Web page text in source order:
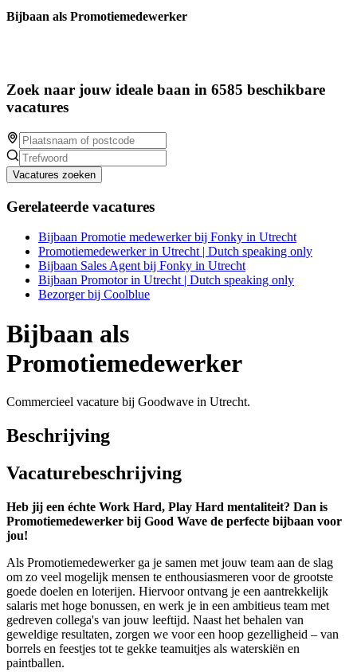
Bijbaan als Promotiemedewerker
Zoek naar jouw ideale baan in 6585 beschikbare
vacatures
Vacatures zoeken
Gerelateerde vacatures
Bijbaan Promotie medewerker bij Fonky in Utrecht
Promotiemedewerker in Utrecht | Dutch speaking only
Bijbaan Sales Agent bij Fonky in Utrecht
Bijbaan Promotor in Utrecht | Dutch speaking only
Bezorger bij Coolblue
Bijbaan als
Promotiemedewerker
Commercieel vacature bij Goodwave in Utrecht.
Beschrijving
Vacaturebeschrijving
Heb jij een échte Work Hard, Play Hard mentaliteit? Dan is
Promotiemedewerker bij Good Wave de perfecte bijbaan voor
jou!
Als Promotiemedewerker ga je samen met jouw team aan de slag
om zo veel mogelijk mensen te enthousiasmeren voor de grootste
goede doelen en loterijen. Hiervoor ontvang je een aantrekkelijk
salaris met hoge bonussen, en werk je in een ambitieus team met
gedreven collega's van jouw leeftijd. Naast het behalen van
geweldige resultaten, zorgen we voor een hoop gezelligheid – van
borrels en feestjes tot te gekke teamuitjes als waterskiën en
paintballen.